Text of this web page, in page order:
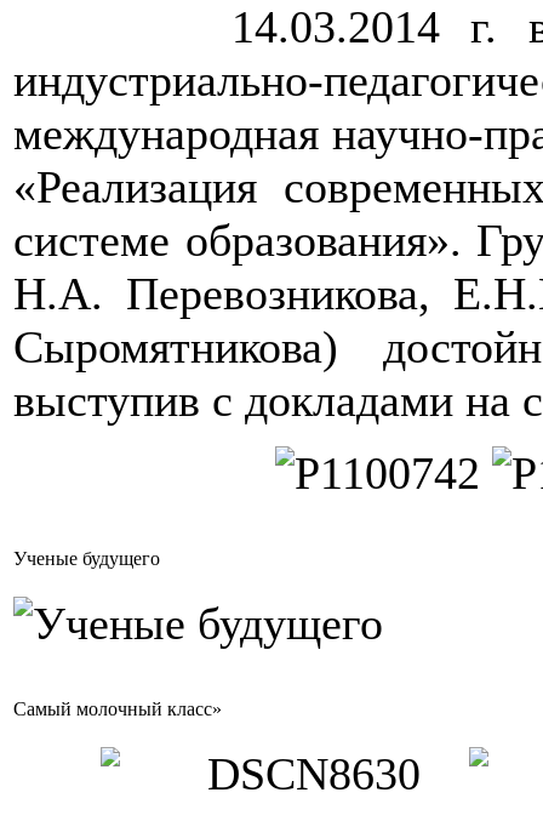
14.03.2014 г. в
индустриально-
международная научно-
«Реализация
системе образования».
Н.А. Перевозникова,
Сыромятникова)
выступив с докладами на
Ученые будущего
Самый молочный класс»